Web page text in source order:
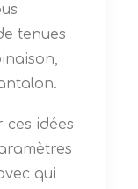
tenues
ces idées
qui